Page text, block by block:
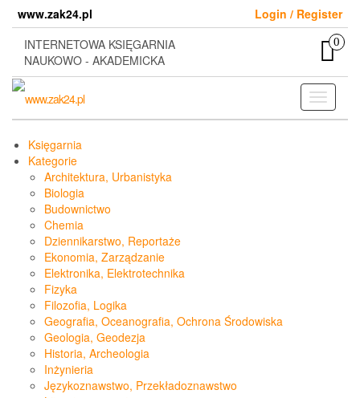
content
www.zak24.pl
Login / Register
INTERNETOWA KSIĘGARNIA
NAUKOWO - AKADEMICKA
0
Toggle
Księgarnia
Kategorie
Architektura, Urbanistyka
Biologia
Budownictwo
Chemia
Dziennikarstwo, Reportaże
Ekonomia, Zarządzanie
Elektronika, Elektrotechnika
Fizyka
Filozofia, Logika
Geografia, Oceanografia, Ochrona Środowiska
Geologia, Geodezja
Historia, Archeologia
Inżynieria
Językoznawstwo, Przekładoznawstwo